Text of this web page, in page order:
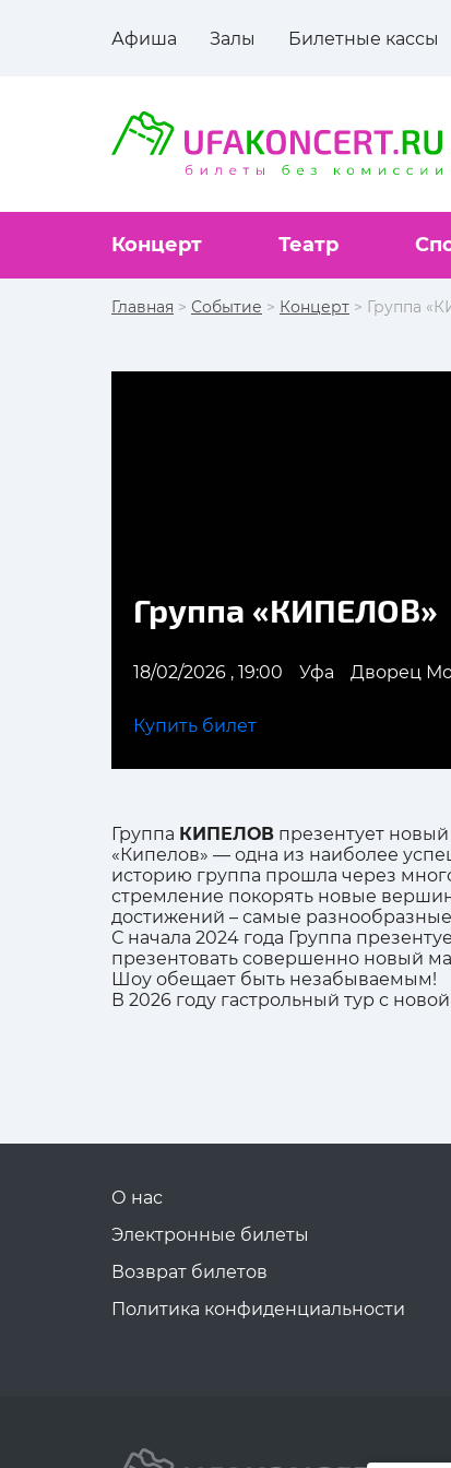
Афиша Залы Билетные кассы
Концерт Театр
Главная > Событие > Концерт > Группа
Группа «КИПЕЛОВ»
18/02/2026 , 19:00 Уфа Дворец
Купить билет
Группа КИПЕЛОВ презентует
«Кипелов» — одна из наиболее
историю группа прошла через
стремление покорять новые
достижений – самые
С начала 2024 года Группа
презентовать совершенно новый
Шоу обещает быть незабываемым!
В 2026 году гастрольный тур с
О нас
Электронные билеты
Возврат билетов
Политика конфиденциальности